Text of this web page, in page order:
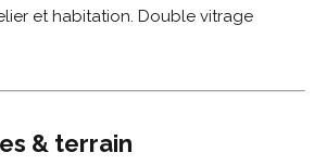
et habitation. Double vitrage
& terrain